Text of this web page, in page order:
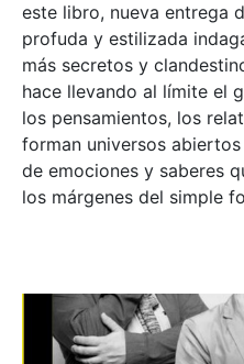
este libro, nueva entrega
profuda y estilizada
más secretos y
hace llevando al límite el
los pensamientos, los
forman universos
de emociones y saberes
los márgenes del simple